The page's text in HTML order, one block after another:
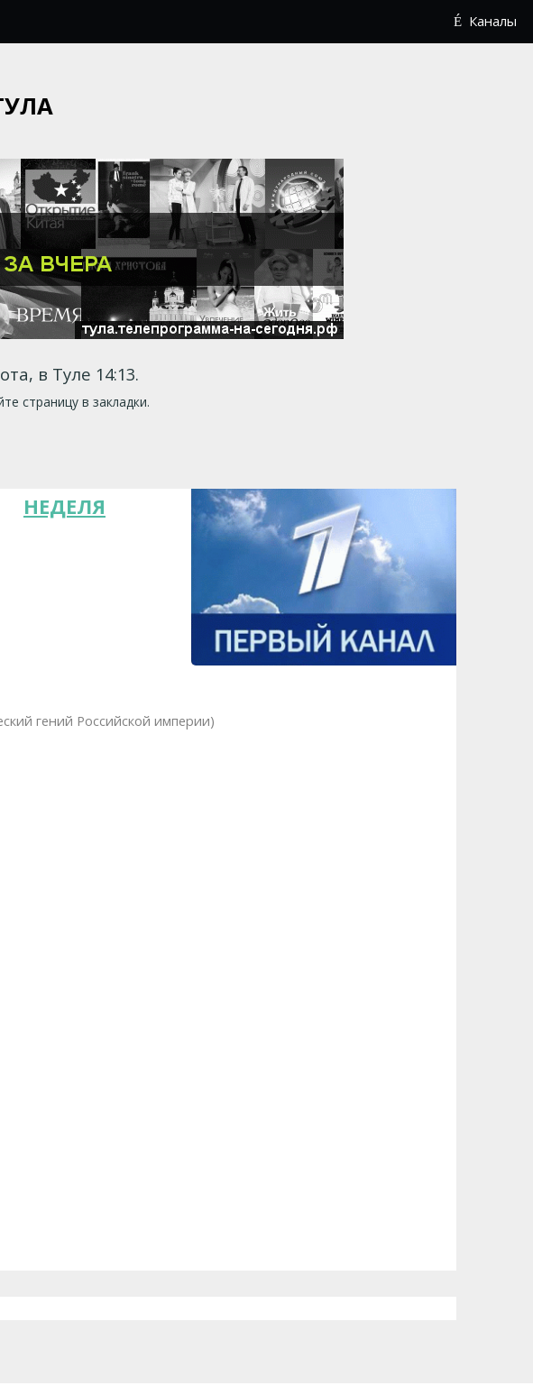
Каналы
в Туле 14:13.
страницу в закладки.
НЕДЕЛЯ
гений Российской империи)